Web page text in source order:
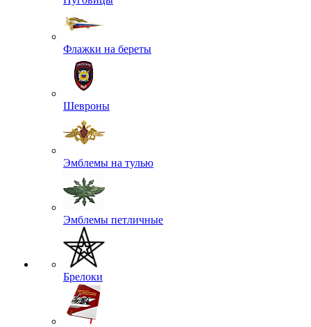
Флажки на береты
Шевроны
Эмблемы на тулью
Эмблемы петличные
Брелоки